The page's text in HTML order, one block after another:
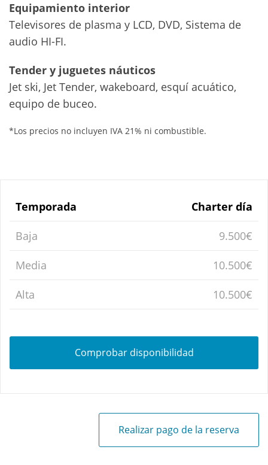
Equipamiento interior
Televisores de plasma y LCD, DVD, Sistema de
audio HI-FI.
Tender y juguetes náuticos
Jet ski, Jet Tender, wakeboard, esquí acuático,
equipo de buceo.
*Los precios no incluyen IVA 21% ni combustible.
Temporada Charter día
Baja 9.500€
Media 10.500€
Alta 10.500€
Comprobar disponibilidad
Realizar pago de la reserva